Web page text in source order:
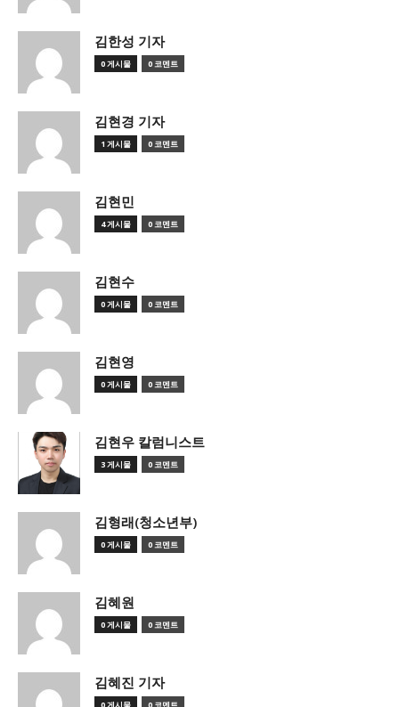
김한성 기자
0 게시물 0 코멘트
김현경 기자
1 게시물 0 코멘트
김현민
4 게시물 0 코멘트
김현수
0 게시물 0 코멘트
김현영
0 게시물 0 코멘트
김현우 칼럼니스트
3 게시물 0 코멘트
김형래(청소년부)
0 게시물 0 코멘트
김혜원
0 게시물 0 코멘트
김혜진 기자